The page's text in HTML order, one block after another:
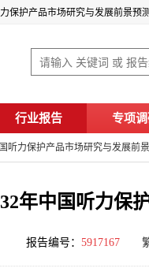
保护产品市场研究与发展前景预
行业报告 专项
听力保护产品市场研究与发展前
年中国听力保
报告编号： 5917167